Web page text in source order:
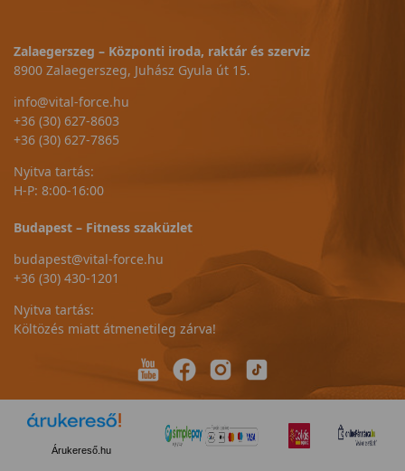
Zalaegerszeg – Központi iroda, raktár és szerviz
8900 Zalaegerszeg, Juhász Gyula út 15.
info@vital-force.hu
+36 (30) 627-8603
+36 (30) 627-7865
Nyitva tartás:
H-P: 8:00-16:00
Budapest – Fitness szaküzlet
budapest@vital-force.hu
+36 (30) 430-1201
Nyitva tartás:
Költözés miatt átmenetileg zárva!
Árukereső.hu